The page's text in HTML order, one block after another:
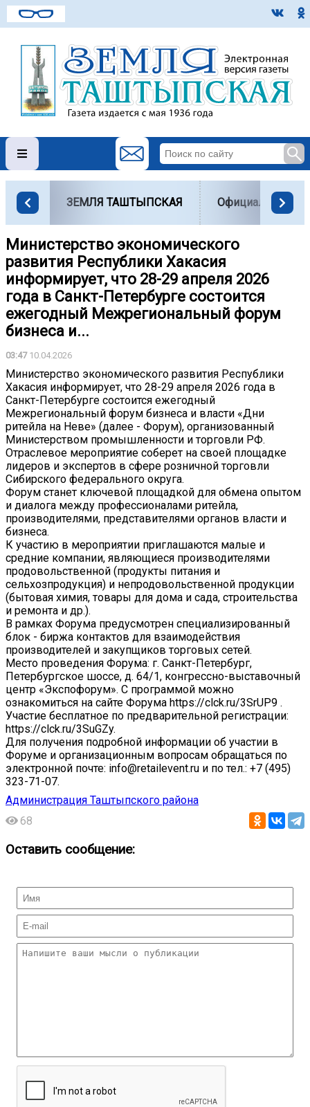
ЗЕМЛЯ ТАШТЫПСКАЯ Официально
Министерство экономического
развития Республики Хакасия
информирует, что 28-29 апреля 2026
года в Санкт-Петербурге состоится
ежегодный Межрегиональный форум
бизнеса и...
03:4710.04.2026
Министерство экономического развития Республики
Хакасия информирует, что 28-29 апреля 2026 года в
Санкт-Петербурге состоится ежегодный
Межрегиональный форум бизнеса и власти «Дни
ритейла на Неве» (далее - Форум), организованный
Министерством промышленности и торговли РФ.
Отраслевое мероприятие соберет на своей площадке
лидеров и экспертов в сфере розничной торговли
Сибирского федерального округа.
Форум станет ключевой площадкой для обмена опытом
и диалога между профессионалами ритейла,
производителями, представителями органов власти и
бизнеса.
К участию в мероприятии приглашаются малые и
средние компании, являющиеся производителями
продовольственной (продукты питания и
сельхозпродукция) и непродовольственной продукции
(бытовая химия, товары для дома и сада, строительства
и ремонта и др.).
В рамках Форума предусмотрен специализированный
блок - биржа контактов для взаимодействия
производителей и закупщиков торговых сетей.
Место проведения Форума: г. Санкт-Петербург,
Петербургское шоссе, д. 64/1, конгрессно-выставочный
центр «Экспофорум». С программой можно
ознакомиться на сайте Форума https://clck.ru/3SrUP9 .
Участие бесплатное по предварительной регистрации:
https://clck.ru/3SuGZy.
Для получения подробной информации об участии в
Форуме и организационным вопросам обращаться по
электронной почте: info@retailevent.ru и по тел.: +7 (495)
323-71-07.
Администрация Таштыпского района
68
Оставить сообщение: